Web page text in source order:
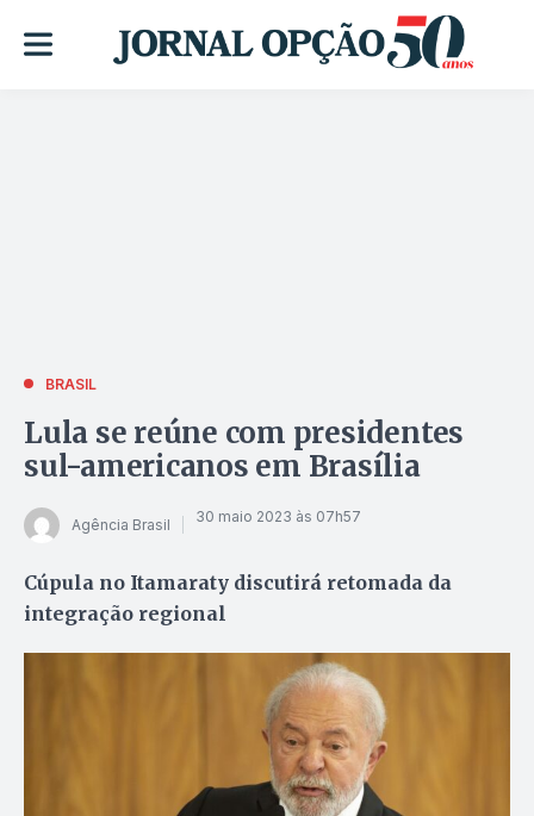
BRASIL
Lula se reúne com presidentes
sul-americanos em Brasília
Agência Brasil 30 maio 2023 às 07h57
Cúpula no Itamaraty discutirá retomada da
integração regional